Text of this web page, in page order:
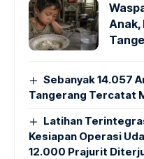
Anak,
Sebanyak 14.057
Tangerang Tercatat
Latihan
Kesiapan Operasi
12.000 Prajurit